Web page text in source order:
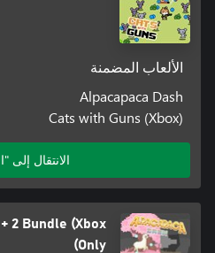
الألعاب المضمنة
Alpacapaca Dash
Cats with Guns (Xbox)
الانتقال إلى
2 Bundle (Xbox
Only)